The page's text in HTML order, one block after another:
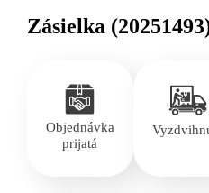
Zásielka
Objednávka
prijatá